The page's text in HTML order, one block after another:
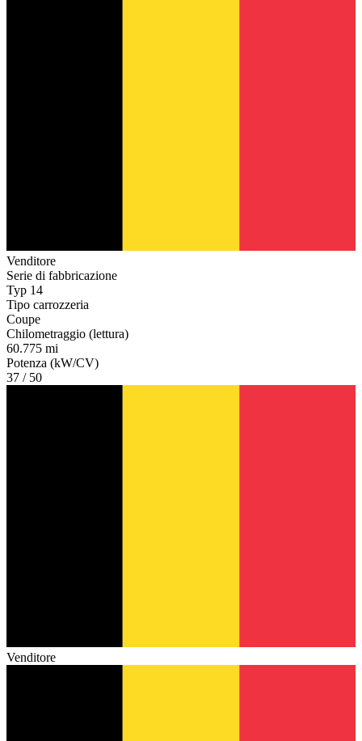
Venditore
Serie di fabbricazione
Typ 14
Tipo carrozzeria
Coupe
Chilometraggio (lettura)
60.775 mi
Potenza (kW/CV)
37 / 50
Venditore